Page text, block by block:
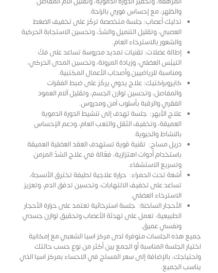
والظهر، مع إحساس فوري بالراحة.
تدليك أعصاب: جلسة متخصصة تركّز على تخفيف الضغط
العصبي، وتقليل التنميل والشدّ، وتحسين الاستجابة الحركية
والشعور بالاسترخاء العام.
إطالة عضلات: تقنيات تمديد مدروسة تساعد على فكّ
التيبّس العضلي، وزيادة المرونة، وتحسين المدى الحركي،
ومناسبة للرياضيين وأصحاب الأعمال المكتبية.
كايروبراكتيك: علاج يدوي يركّز على ضبط الفقرات
والمفاصل، وتحسين توازن الجسم، وتقليل آلام العمود
الفقري والرقبة بأسلوب آمن ومدروس.
علاج الأبهر: جلسة تهدف إلى تنشيط الدورة الدموية
العميقة، وتخفيف الثقل والتعب العام، ودعم الإحساس
بالنشاط والحيوية.
دريل مساج: تقنية قوية تستهدف العقد العضلية العميقة
باستخدام أدوات اهتزازية، فعّالة في علاج الشدّ المزمن
وتسريع الاستشفاء.
أشعة تحت الحمراء: حرارة علاجية لطيفة تخترق الأنسجة،
تساعد على تخفيف الالتهابات، وتحسين تدفق الدم، وتعزيز
الاسترخاء العضلي.
الأحجار الساخنة: جلسة استرخائية تعتمد على حرارة الأحجار
الطبيعية، تعمل على تهدئة الأعصاب وتحقيق توازن جسدي
ونفسي عميق.
جميع هذه الجلسات متوفرة لدى مركز اسيا الشعبي مع إمكانية
اختيار الجلسة المناسبة أو الجمع بين أكثر من نوع حسب حالتك
واحتياجك، بالإضافة إلى سعر المساج في الاحساء بمركز اسيا الذي
يناسب الجميع.